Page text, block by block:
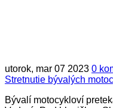
utorok, mar 07 2023 0
Stretnutie bývalých
Bývalí motocykloví